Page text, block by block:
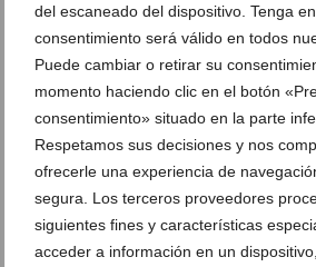
del escaneado del dispositivo. Tenga
consentimiento será válido en todos
Puede cambiar o retirar su
momento haciendo clic en el botón
consentimiento» situado en la parte
Respetamos sus decisiones y nos
ofrecerle una experiencia de
segura. Los terceros proveedores
siguientes fines y características
acceder a información en un
Antes de invertir en una alarma,
esto en casa